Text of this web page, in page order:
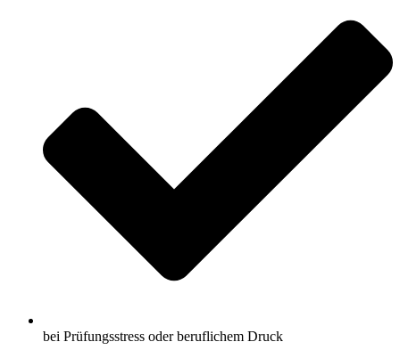
bei Prüfungsstress oder beruflichem Druck